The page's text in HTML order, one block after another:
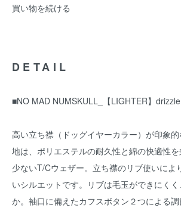
買い物を続ける
DETAIL
■NO MAD NUMSKULL_【LIGHTER】
高い立ち襟（ドッグイヤーカラー）が印象
地は、ポリエステルの耐久性と綿の快適性
少ないT/Cウェザー。立ち襟のリブ使いによ
いシルエットです。リブは毛玉ができにく
か。袖口に備えたカフスボタン２つによる